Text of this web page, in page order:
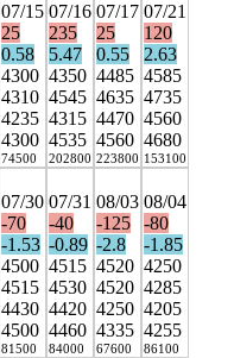
07/15
25
0.58
4300
4310
4235
4300
74500
07/16
235
5.47
4350
4545
4315
4535
202800
07/17
25
0.55
4485
4635
4470
4560
223800
07/21
120
2.63
4585
4735
4560
4680
153100
07/30
-70
-1.53
4500
4515
4430
4500
81500
07/31
-40
-0.89
4515
4530
4420
4460
84000
08/03
-125
-2.8
4520
4520
4250
4335
67600
08/04
-80
-1.85
4250
4285
4205
4255
86100